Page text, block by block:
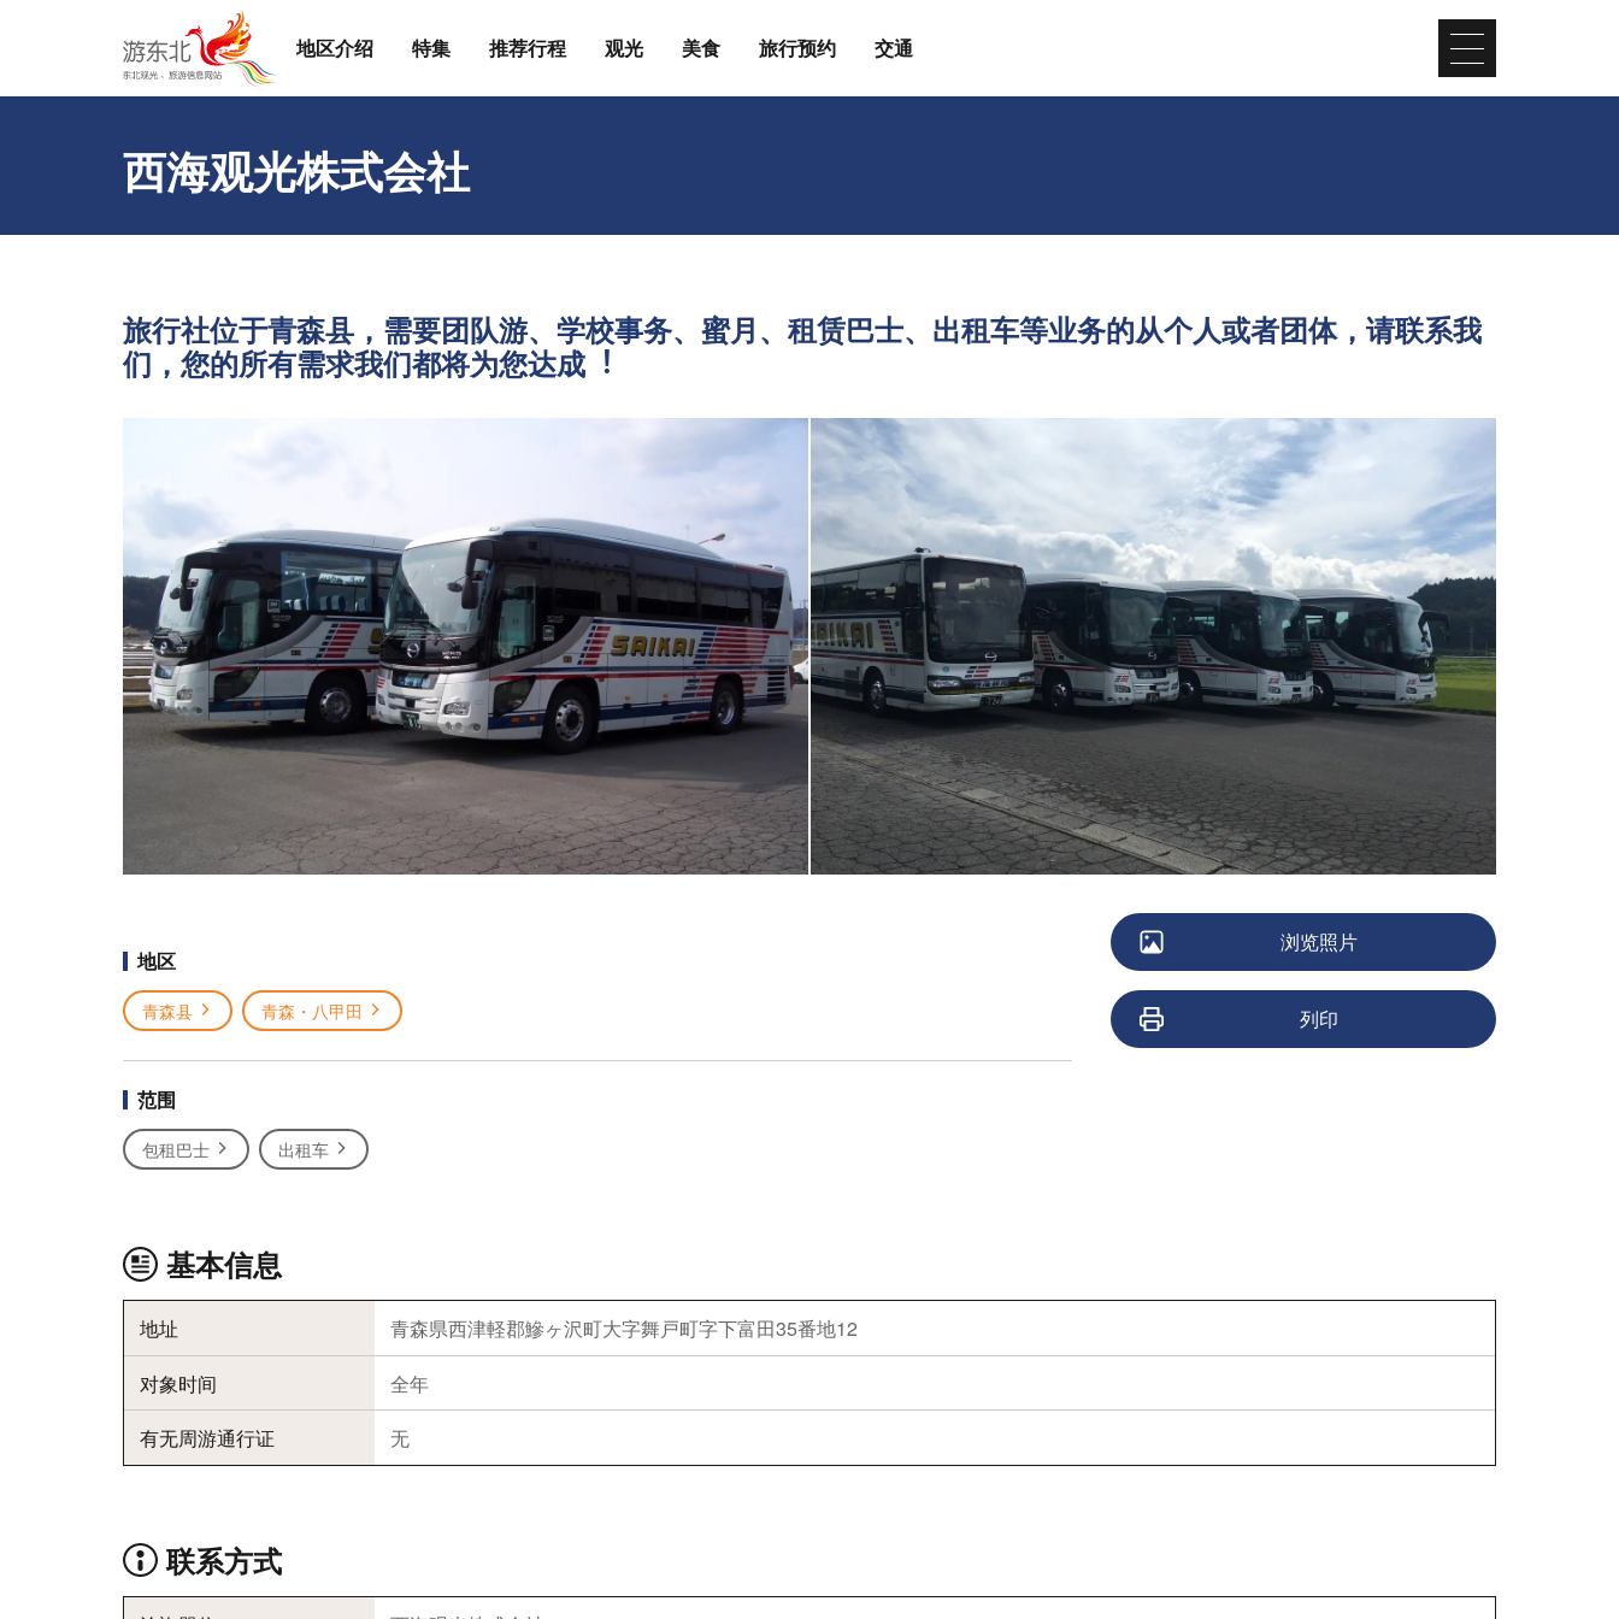
地区介绍 特集 推荐行程 观光 美食 旅行预约 交通
西海观光株式会社
旅⾏社位于⻘森县，需要团队游、学校事务、蜜⽉、租赁巴⼠、出租车等业务的从个⼈或者团体，请联系我
们，您的所有需求我们都将为您达成︕
地区
青森县 青森・八甲田
范围
包租巴士 出租车
浏览照片
列印
基本信息
地址
青森県西津軽郡鰺ヶ沢町大字舞戸町字下富田35番地12
对象时间
全年
有无周游通行证
无
联系方式